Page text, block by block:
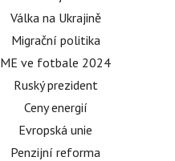
Válka na Ukrajině
Migrační politika
ME ve fotbale 2024
Ruský prezident
Ceny energií
Evropská unie
Penzijní reforma